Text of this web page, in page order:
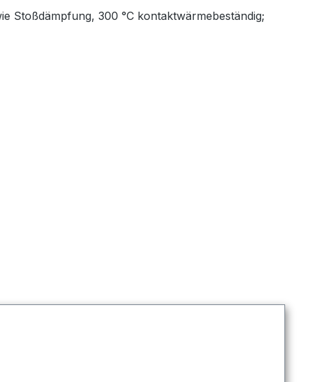
Stoßdämpfung, 300 °C kontaktwärmebeständig;